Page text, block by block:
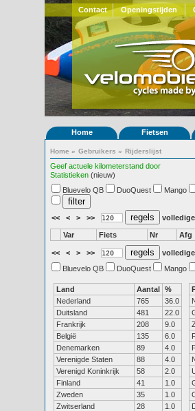
Contact Openingstijden
Home Fietsen
Home » Gebruikers » Rijderslijst
Geef actuele kilometerstand door
Statistieken (nieuw)
Bluevelo QB
DuoQuest Mango
<< < > >>
Var Fiets Nr Afg
<< < > >>
Bluevelo QB
DuoQuest Mango
Land Aantal %
Nederland
765
36.0
Duitsland
481
22.0
Frankrijk
208
9.0
België
135
6.0
Denemarken
89
4.0
Verenigde Staten
88
4.0
Verenigd Koninkrijk
58
2.0
Finland
41
1.0
Zweden
35
1.0
Zwitserland
28
1.0